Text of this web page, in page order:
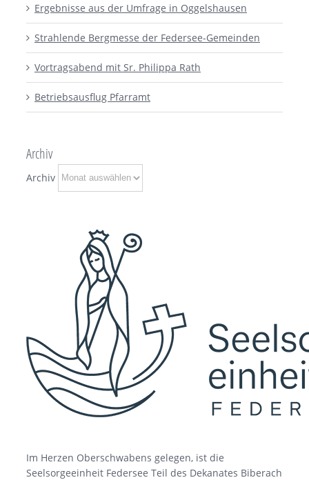
Ergebnisse aus der Umfrage in Oggelshausen
Strahlende Bergmesse der Federsee-Gemeinden
Vortragsabend mit Sr. Philippa Rath
Betriebsausflug Pfarramt
Archiv
Archiv
Im Herzen Oberschwabens gelegen, ist die
Seelsorgeeinheit Federsee Teil des Dekanates Biberach